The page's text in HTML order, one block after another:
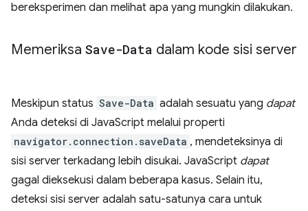
bereksperimen dan melihat apa yang mungkin dilakukan.
Memeriksa Save-Data dalam kode sisi server
Meskipun status Save-Data adalah sesuatu yang dapat
Anda deteksi di JavaScript melalui properti
navigator.connection.saveData , mendeteksinya di
sisi server terkadang lebih disukai. JavaScript dapat
gagal dieksekusi dalam beberapa kasus. Selain itu,
deteksi sisi server adalah satu-satunya cara untuk